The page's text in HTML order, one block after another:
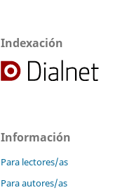
Indexación
Información
Para lectores/as
Para autores/as